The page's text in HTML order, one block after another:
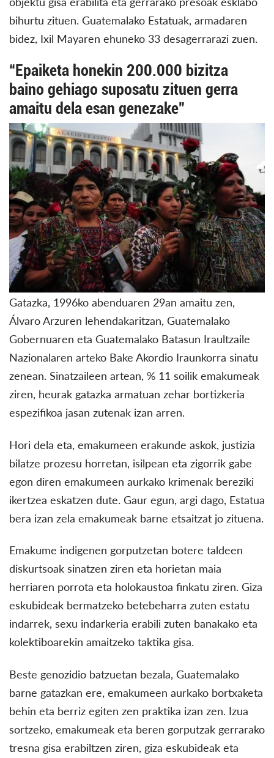
bihurtu zituen. Guatemalako Estatuak, armadaren
bidez, Ixil Mayaren ehuneko 33 desagerrarazi zuen.
“Epaiketa honekin 200.000 bizitza
baino gehiago suposatu zituen gerra
amaitu dela esan genezake”
Gatazka, 1996ko abenduaren 29an amaitu zen,
Álvaro Arzuren lehendakaritzan, Guatemalako
Gobernuaren eta Guatemalako Batasun Iraultzaile
Nazionalaren arteko Bake Akordio Iraunkorra sinatu
zenean. Sinatzaileen artean, % 11 soilik emakumeak
ziren, heurak gatazka armatuan zehar bortizkeria
espezifikoa jasan zutenak izan arren.
Hori dela eta, emakumeen erakunde askok, justizia
bilatze prozesu horretan, isilpean eta zigorrik gabe
egon diren emakumeen aurkako krimenak bereziki
ikertzea eskatzen dute. Gaur egun, argi dago, Estatua
bera izan zela emakumeak barne etsaitzat jo zituena.
Emakume indigenen gorputzetan botere taldeen
diskurtsoak sinatzen ziren eta horietan maia
herriaren porrota eta holokaustoa finkatu ziren. Giza
eskubideak bermatzeko betebeharra zuten estatu
indarrek, sexu indarkeria erabili zuten banakako eta
kolektiboarekin amaitzeko taktika gisa.
Beste genozidio batzuetan bezala, Guatemalako
barne gatazkan ere, emakumeen aurkako bortxaketa
behin eta berriz egiten zen praktika izan zen. Izua
sortzeko, emakumeak eta beren gorputzak gerrarako
tresna gisa erabiltzen ziren, giza eskubideak eta